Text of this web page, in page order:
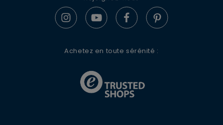
S'ABONNER
Achetez en toute sérénité :
Rivadouce et Milton, son partenaire Hygiène Maison.